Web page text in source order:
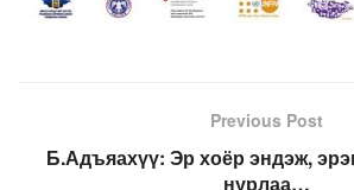
Previous Post
Б.Адъяахүү: Эр хоёр эндэж,
нурлаа…